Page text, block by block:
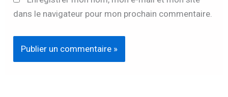
dans le navigateur pour mon prochain commentaire.